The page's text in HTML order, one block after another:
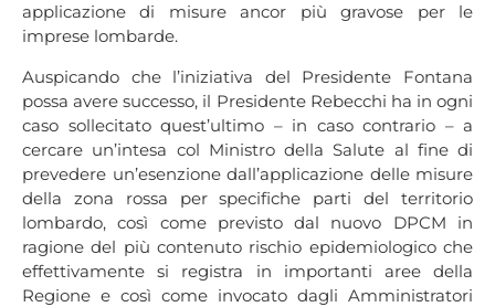
applicazione di misure ancor più gravose per le
imprese lombarde.
Auspicando che l’iniziativa del Presidente Fontana
possa avere successo, il Presidente Rebecchi ha in ogni
caso sollecitato quest’ultimo – in caso contrario – a
cercare un’intesa col Ministro della Salute al fine di
prevedere un’esenzione dall’applicazione delle misure
della zona rossa per specifiche parti del territorio
lombardo, così come previsto dal nuovo DPCM in
ragione del più contenuto rischio epidemiologico che
effettivamente si registra in importanti aree della
Regione e così come invocato dagli Amministratori